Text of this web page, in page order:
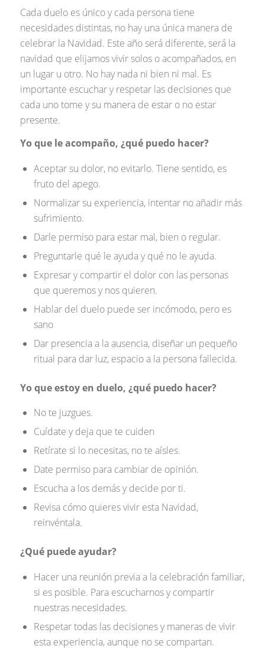
Cada duelo es único y cada persona tiene
necesidades distintas, no hay una única manera de
celebrar la Navidad. Este año será diferente, será la
navidad que elijamos vivir solos o acompañados, en
un lugar u otro. No hay nada ni bien ni mal. Es
importante escuchar y respetar las decisiones que
cada uno tome y su manera de estar o no estar
presente.
Yo que le acompaño, ¿qué puedo hacer?
Aceptar su dolor, no evitarlo. Tiene sentido, es
fruto del apego.
Normalizar su experiencia, intentar no añadir más
sufrimiento.
Darle permiso para estar mal, bien o regular.
Preguntarle qué le ayuda y qué no le ayuda.
Expresar y compartir el dolor con las personas
que queremos y nos quieren.
Hablar del duelo puede ser incómodo, pero es
sano
Dar presencia a la ausencia, diseñar un pequeño
ritual para dar luz, espacio a la persona fallecida.
Yo que estoy en duelo, ¿qué puedo hacer?
No te juzgues.
Cuídate y deja que te cuiden
Retírate si lo necesitas, no te aísles.
Date permiso para cambiar de opinión.
Escucha a los demás y decide por ti.
Revisa cómo quieres vivir esta Navidad,
reinvéntala.
¿Qué puede ayudar?
Hacer una reunión previa a la celebración familiar,
si es posible. Para escucharnos y compartir
nuestras necesidades.
Respetar todas las decisiones y maneras de vivir
esta experiencia, aunque no se compartan.